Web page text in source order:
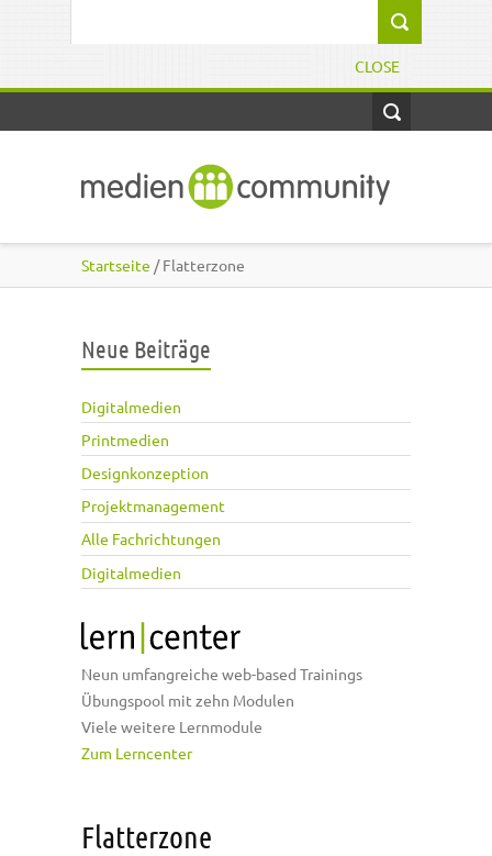
CLOSE
Startseite / Flatterzone
Neue Beiträge
Digitalmedien
Printmedien
Designkonzeption
Projektmanagement
Alle Fachrichtungen
Digitalmedien
Neun umfangreiche web-based Trainings
Übungspool mit zehn Modulen
Viele weitere Lernmodule
Zum Lerncenter
Flatterzone